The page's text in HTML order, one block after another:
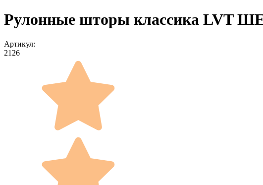
Рулонные шторы классика LVT
Артикул:
2126